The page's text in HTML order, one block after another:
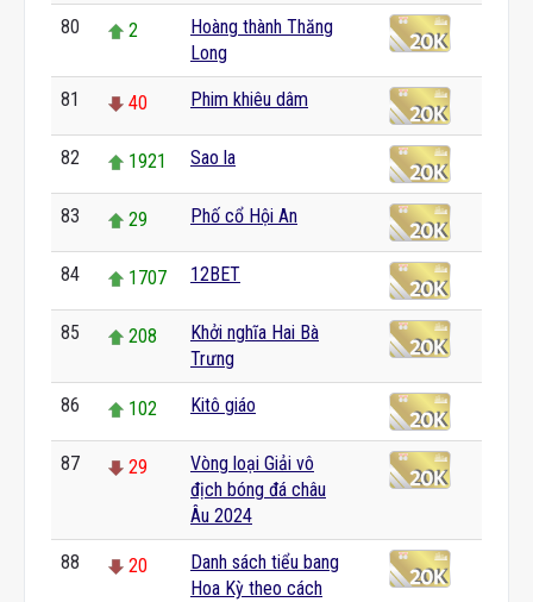
80 2
Hoàng thành Thăng
Long
81 40 Phim khiêu dâm
82 1921 Sao la
83 29 Phố cổ Hội An
84 1707 12BET
85 208
Khởi nghĩa Hai Bà
Trưng
86 102 Kitô giáo
87 29
Vòng loại Giải vô
địch bóng đá châu
Âu 2024
88 20
Danh sách tiểu bang
Hoa Kỳ theo cách